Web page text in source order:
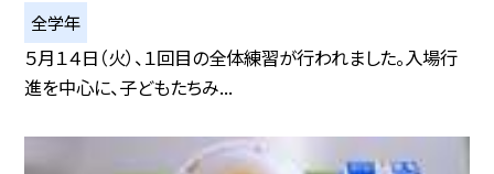
全学年
５月１４日（火）、１回目の全体練習が行われました。入場行
進を中心に、子どもたちみ...